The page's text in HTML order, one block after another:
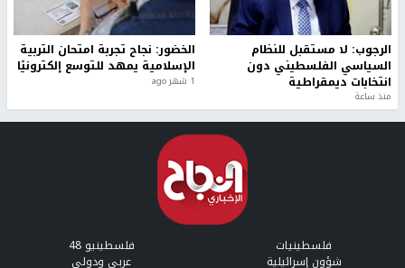
الرجوب: لا مستقبل للنظام
السياسي الفلسطيني دون
انتخابات ديمقراطية
منذ ساعة
الخضور: نجاح تجربة امتحان التربية
الإسلامية يمهد للتوسع إلكترونيًا
1 شهر ago
فلسطينيات فلسطينيو 48
شؤون إسرائيلية عربي ودولي